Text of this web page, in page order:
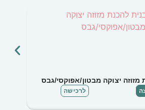
מזוזה יצוקה מבטון/אפוקסי/גבס
לרכישה